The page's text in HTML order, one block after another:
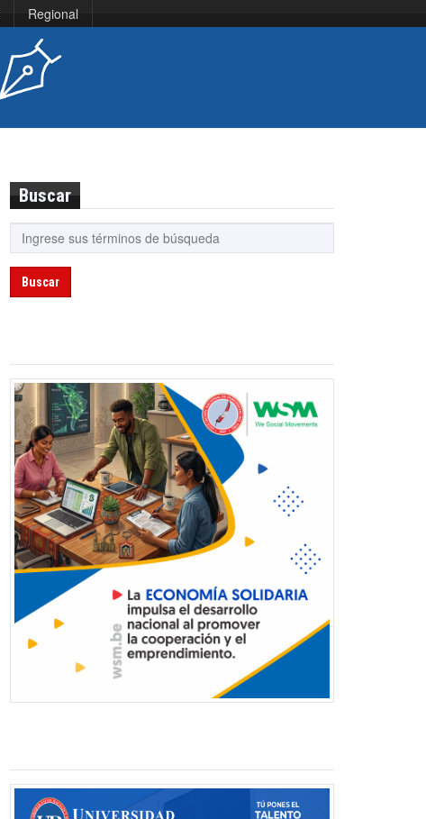
Regional
Buscar
Buscar